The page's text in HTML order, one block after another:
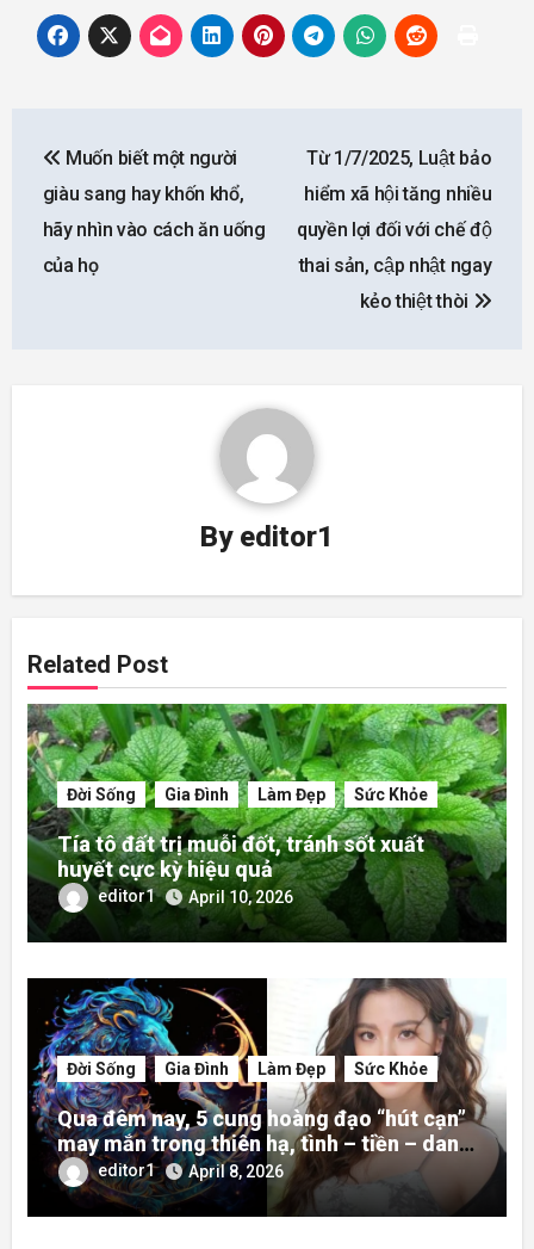
navigation
Muốn biết một người
giàu sang hay khốn khổ,
hãy nhìn vào cách ăn uống
của họ
Từ 1/7/2025, Luật bảo
hiểm xã hội tăng nhiều
quyền lợi đối với chế độ
thai sản, cập nhật ngay
kẻo thiệt thòi
By editor1
Related Post
Đời Sống Gia Đình Làm Đẹp Sức Khỏe
Tía tô đất trị muỗi đốt, tránh sốt xuất
huyết cực kỳ hiệu quả
editor1 April 10, 2026
Đời Sống Gia Đình Làm Đẹp Sức Khỏe
Qua đêm nay, 5 cung hoàng đạo “hút cạn”
may mắn trong thiên hạ, tình – tiền – danh
rực rỡ hơn người
editor1 April 8, 2026